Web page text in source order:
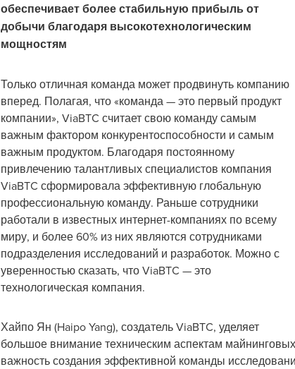
обеспечивает более стабильную прибыль от
добычи благодаря высокотехнологическим
мощностям
Только отличная команда может продвинуть компанию
вперед. Полагая, что «команда — это первый продукт
компании», ViaBTC считает свою команду самым
важным фактором конкурентоспособности и самым
важным продуктом. Благодаря постоянному
привлечению талантливых специалистов компания
ViaBTC сформировала эффективную глобальную
профессиональную команду. Раньше сотрудники
работали в известных интернет-компаниях по всему
миру, и более 60% из них являются сотрудниками
подразделения исследований и разработок. Можно с
уверенностью сказать, что ViaBTC — это
технологическая компания.
Хайпо Ян (Haipo Yang), создатель ViaBTC, уделяет
большое внимание техническим аспектам
важность создания эффективной команды